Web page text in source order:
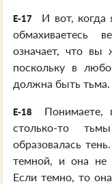
E-17
И вот, когда
обмахиваетесь
означает, что
поскольку в
должна быть тьма.
E-18
столько-то
образовалась
темной, и она не
Если темно, то